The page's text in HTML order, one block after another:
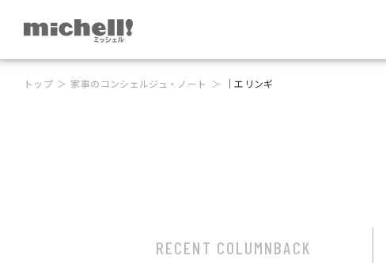
トップ 家事のコンシェルジュ・ノート ｜エリンギ
RECENT COLUMNBACK